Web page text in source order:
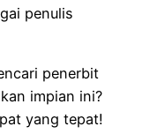
penulis
penerbit
impian ini?
yang tepat!